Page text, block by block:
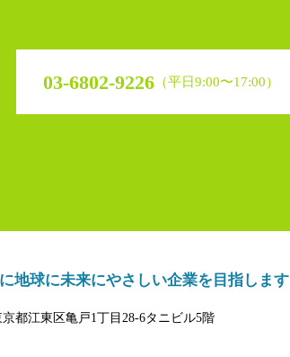
03-6802-9226 （平日9:00〜17:00）
地球に未来にやさしい企業を目指します
京都江東区亀戸1丁目28-6タニビル5階